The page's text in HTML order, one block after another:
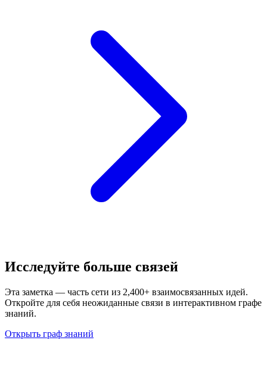
Исследуйте больше связей
Эта заметка — часть сети из 2,400+ взаимосвязанных идей.
Откройте для себя неожиданные связи в интерактивном графе
знаний.
Открыть граф знаний